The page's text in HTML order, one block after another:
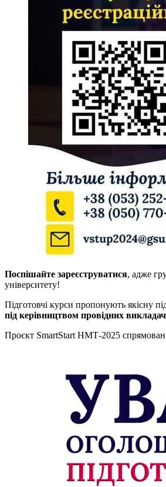
Поспішайте зареєструватися, адже
університету!
Підготовчі курси пропонують якісну
під керівництвом провідних
Проєкт SmartStart НМТ-2025